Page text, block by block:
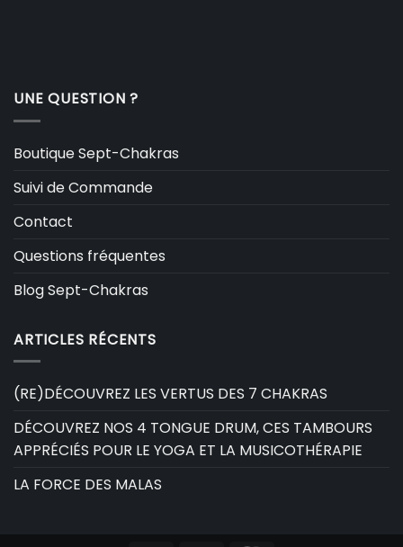
UNE QUESTION ?
Boutique Sept-Chakras
Suivi de Commande
Contact
Questions fréquentes
Blog Sept-Chakras
ARTICLES RÉCENTS
(RE)DÉCOUVREZ LES VERTUS DES 7 CHAKRAS
DÉCOUVREZ NOS 4 TONGUE DRUM, CES TAMBOURS
APPRÉCIÉS POUR LE YOGA ET LA MUSICOTHÉRAPIE
LA FORCE DES MALAS